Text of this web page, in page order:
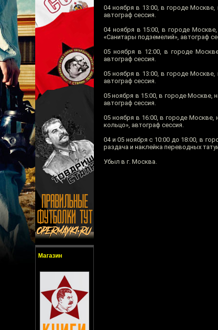
Магазин
04 ноября в 13:00, в городе
автограф сессия.
04 ноября в 15:00, в городе
«Санитары подземелий», автограф
05 ноября в 12:00, в городе
автограф сессия.
05 ноября в 13:00, в городе
автограф сессия.
05 ноября в 15:00, в городе Москве,
автограф сессия.
05 ноября в 16:00, в городе
кольцо», автограф сессия.
04 и 05 ноября с 10:00 до 18:00, в
раздача и наклейка переводных
Убыл в г. Москва.